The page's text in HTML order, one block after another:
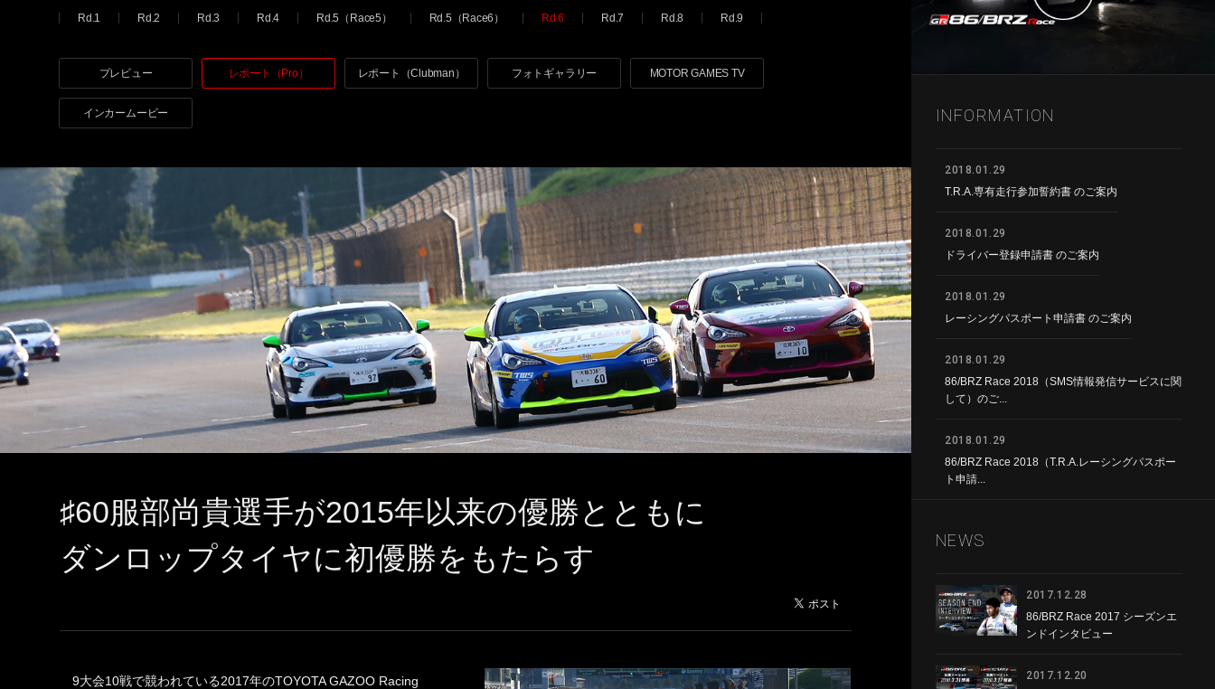
Rd.1 Rd.2 Rd.3 Rd.4 Rd.5（Race5） Rd.5（Race6） Rd.6 Rd.7 Rd.8 Rd.9
プレビュー レポート（Pro） レポート（Clubman） フォトギャラリー MOTOR GAMES TV
インカームービー
♯60服部尚貴選手が2015年以来の優勝とともに
ダンロップタイヤに初優勝をもたらす
9大会10戦で競われている2017年のTOYOTA GAZOO Racing
INFORMATION
2018.01.29
T.R.A.専有走行参加誓約書 のご案内
2018.01.29
ドライバー登録申請書 のご案内
2018.01.29
レーシングパスポート申請書 のご案内
2018.01.29
86/BRZ Race 2018（SMS情報発信サービスに関
して）のご...
2018.01.29
86/BRZ Race 2018（T.R.A.レーシングパスポー
ト申請...
NEWS
2017.12.28
86/BRZ Race 2017 シーズンエ
ンドインタビュー
2017.12.20